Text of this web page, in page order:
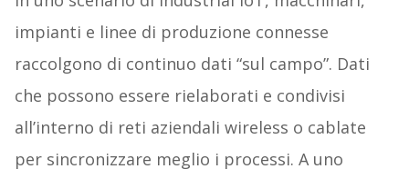
impianti e linee di produzione connesse
raccolgono di continuo dati “sul campo”. Dati
che possono essere rielaborati e condivisi
all’interno di reti aziendali wireless o cablate
per sincronizzare meglio i processi. A uno